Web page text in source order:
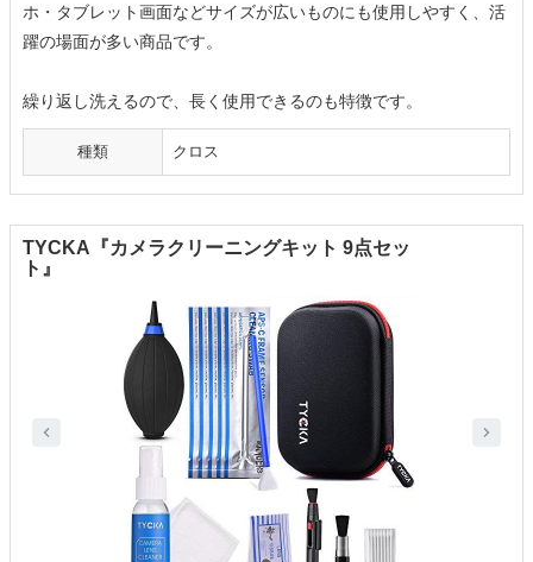
ホ・タブレット画面などサイズが広いものにも使用しやすく、活
躍の場面が多い商品です。
繰り返し洗えるので、長く使用できるのも特徴です。
種類 クロス
TYCKA『カメラクリーニングキット 9点セッ
ト』